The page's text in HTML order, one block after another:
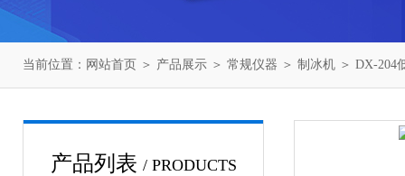
当前位置： 网站首页 ＞ 产品展示 ＞ 常规仪器 ＞ 制冰机 ＞ DX-204
产品列表 / PRODUCTS